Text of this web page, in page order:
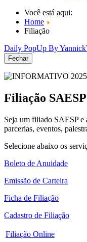
Você está aqui:
Home
Filiação
Daily PopUp By
Filiação SAESP
Seja um filiado SAESP e
parcerias, eventos,
Selecione abaixo os
Boleto de Anuidade
Emissão de Carteira
Ficha de Filiação
Cadastro de Filiação
Filiação Online